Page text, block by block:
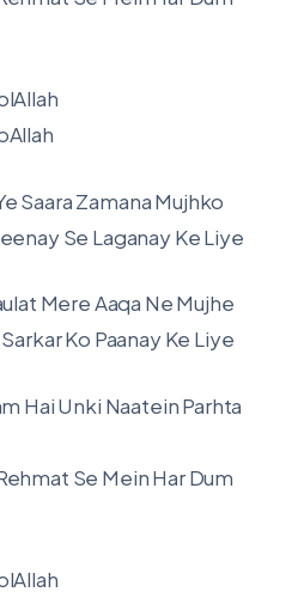
Saara Zamana Mujhko
Se Laganay Ke Liye
Mere Aaqa Ne Mujhe
Ko Paanay Ke Liye
Hai Unki Naatein Parhta
Se Mein Har Dum